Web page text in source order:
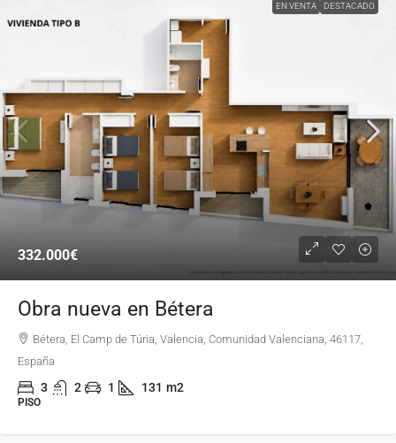
EN VENTA DESTACADO
332.000€
Obra nueva en Bétera
Bétera, El Camp de Túria, Valencia, Comunidad Valenciana, 46117,
España
3 2 1 131 m2
PISO